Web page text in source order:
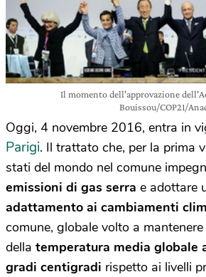
Il momento dell'approvazione
Bouissou/COP21/
Oggi, 4 novembre 2016, entra in
Parigi. Il trattato che, per la prima
stati del mondo nel comune
emissioni di gas serra e adottare
adattamento ai cambiamenti
comune, globale volto a mantenere
della temperatura media globale
gradi centigradi rispetto ai livelli